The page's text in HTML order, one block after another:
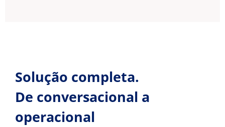
Solução completa.
De conversacional a
operacional